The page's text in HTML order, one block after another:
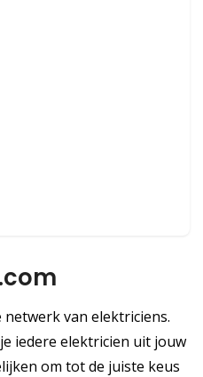
van elektriciens.
iedere elektricien uit jouw
om tot de juiste keus